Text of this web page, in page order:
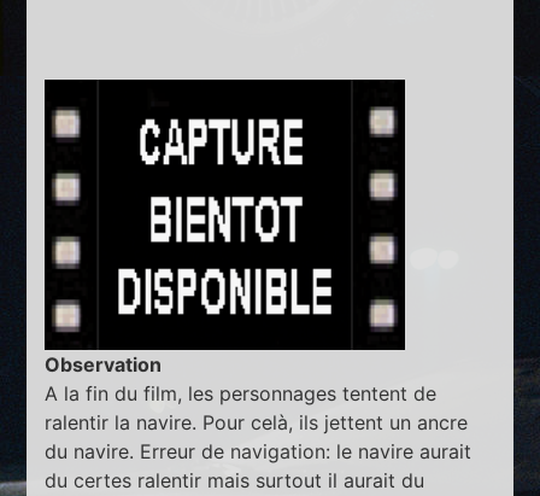
Observation
A la fin du film, les personnages tentent de
ralentir la navire. Pour celà, ils jettent un ancre
du navire. Erreur de navigation: le navire aurait
du certes ralentir mais surtout il aurait du